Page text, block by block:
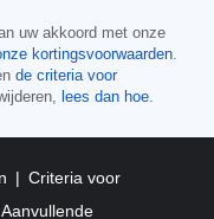
uw akkoord met onze
kortingsvoorwaarden.
de criteria voor
lees dan hoe.
Criteria voor
Aanvullende